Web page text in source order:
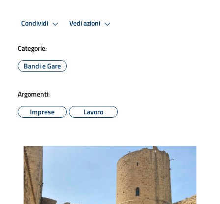
Condividi Vedi azioni
Categorie:
Bandi e Gare
Argomenti:
Imprese
Lavoro